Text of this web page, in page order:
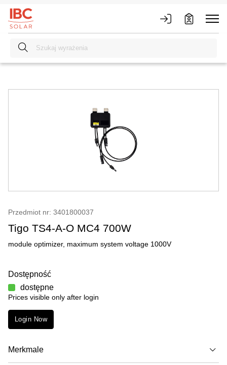
Przedmiot nr: 3401800037
Tigo TS4-A-O MC4 700W
module optimizer, maximum system voltage 1000V
Dostępność
dostępne
Prices visible only after login
Login Now
Merkmale